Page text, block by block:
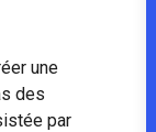
une
des
par